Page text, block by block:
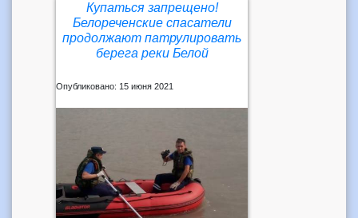
Купаться запрещено!
Белореченские спасатели
продолжают патрулировать
берега реки Белой
Опубликовано: 15 июня 2021